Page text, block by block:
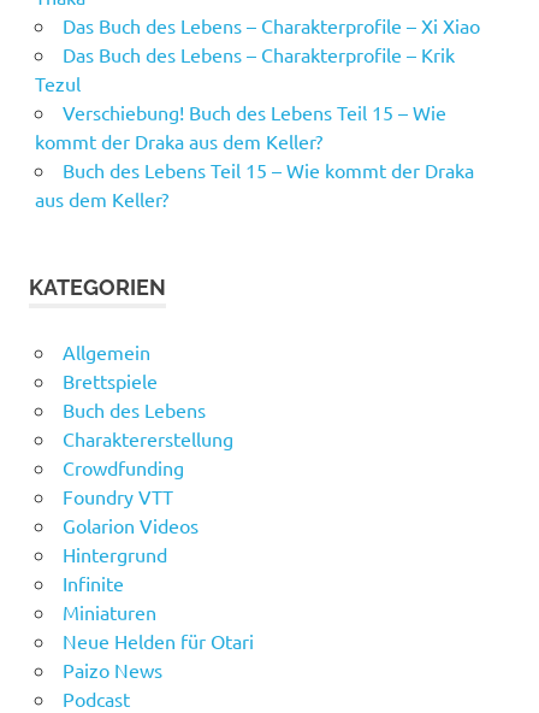
Das Buch des Lebens – Charakterprofile – Xi Xiao
Das Buch des Lebens – Charakterprofile – Krik
Tezul
Verschiebung! Buch des Lebens Teil 15 – Wie
kommt der Draka aus dem Keller?
Buch des Lebens Teil 15 – Wie kommt der Draka
aus dem Keller?
KATEGORIEN
Allgemein
Brettspiele
Buch des Lebens
Charaktererstellung
Crowdfunding
Foundry VTT
Golarion Videos
Hintergrund
Infinite
Miniaturen
Neue Helden für Otari
Paizo News
Podcast